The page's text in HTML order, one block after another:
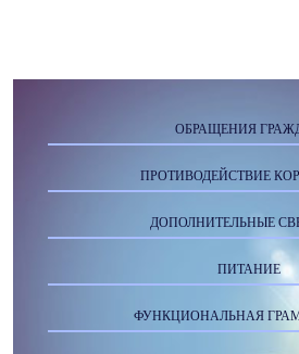
ОБРАЩЕНИЯ
ПРОТИВОДЕЙСТВИЕ
ДОПОЛНИТЕЛЬНЫЕ
ПИТАНИЕ
ФУНКЦИОНАЛЬНАЯ